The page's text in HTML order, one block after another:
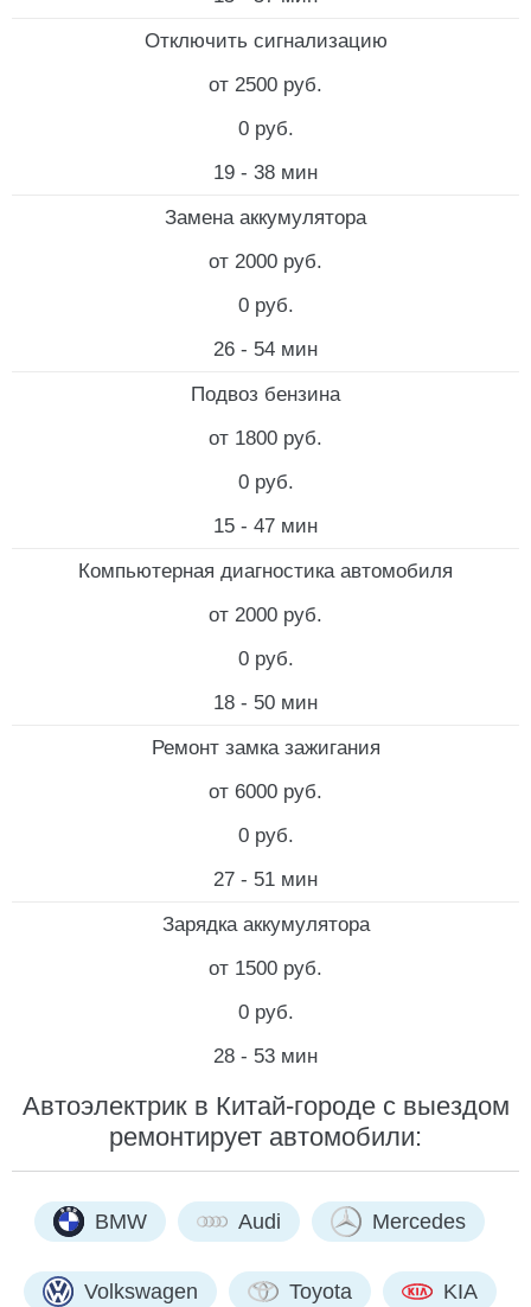
Отключить сигнализацию
от 2500 руб.
0 руб.
19 - 38 мин
Замена аккумулятора
от 2000 руб.
0 руб.
26 - 54 мин
Подвоз бензина
от 1800 руб.
0 руб.
15 - 47 мин
Компьютерная диагностика автомобиля
от 2000 руб.
0 руб.
18 - 50 мин
Ремонт замка зажигания
от 6000 руб.
0 руб.
27 - 51 мин
Зарядка аккумулятора
от 1500 руб.
0 руб.
28 - 53 мин
Автоэлектрик в Китай-городе с выездом
ремонтирует автомобили:
BMW Audi Mercedes
Volkswagen Toyota KIA